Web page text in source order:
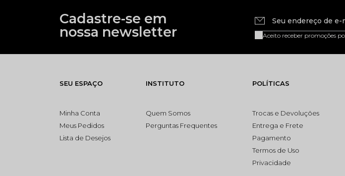
Cadastre-se em
nossa newsletter
Seu endereço de e-
Aceito receber promoções
SEU ESPAÇO
Minha Conta
Meus Pedidos
Lista de Desejos
INSTITUTO
Quem Somos
Perguntas Frequentes
POLÍTICAS
Trocas e Devoluções
Entrega e Frete
Pagamento
Termos de Uso
Privacidade